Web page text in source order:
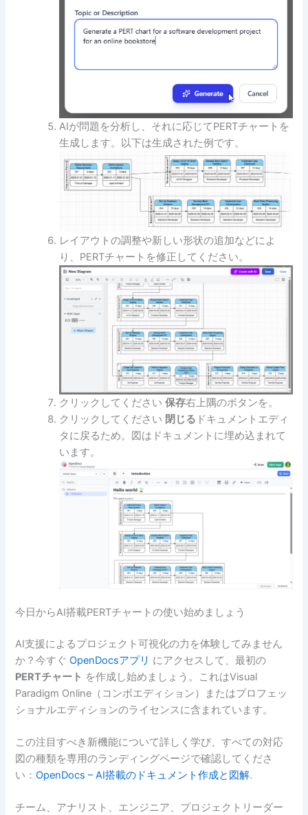
AIが問題を分析し、それに応じてPERTチャートを
生成します。以下は生成された例です。
レイアウトの調整や新しい形状の追加などによ
り、PERTチャートを修正してください。
クリックしてください保存右上隅のボタンを。
クリックしてください 閉じる ドキュメントエディ
タに戻るため。図はドキュメントに埋め込まれて
います。
今日からAI搭載PERTチャートの使い始めましょう
AI支援によるプロジェクト可視化の力を体験してみません
か？今すぐOpenDocsアプリ にアクセスして、最初の
PERTチャート を作成し始めましょう。これはVisual
Paradigm Online（コンボエディション）またはプロフェッ
ショナルエディションのライセンスに含まれています。
この注目すべき新機能について詳しく学び、すべての対応
図の種類を専用のランディングページで確認してくださ
い：OpenDocs – AI搭載のドキュメント作成と図解.
チーム、アナリスト、エンジニア、プロジェクトリーダー